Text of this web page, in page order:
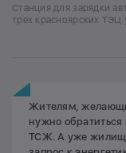
Станция для зарядки
трех красноярских
Жителям,
нужно
ТСЖ. А уже